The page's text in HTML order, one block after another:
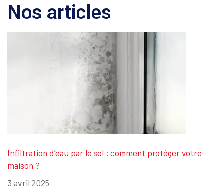
Nos articles
Infiltration d’eau par le sol : comment protéger votre
maison ?
3 avril 2025